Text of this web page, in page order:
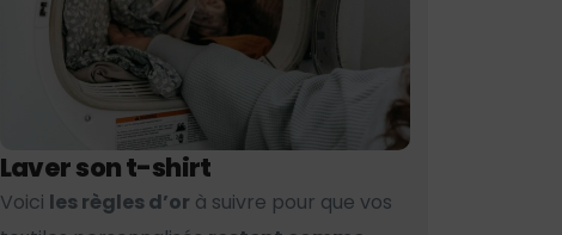
Laver son t-shirt
Voici les règles d’or à suivre pour que vos